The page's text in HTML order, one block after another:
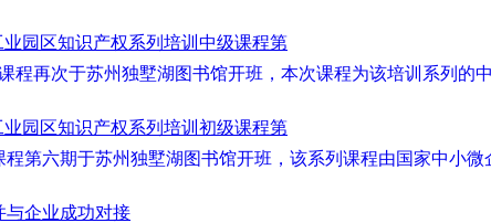
园区知识产权系列培训中级课程第
程再次于苏州独墅湖图书馆开班，本次课程为该培训系列的
园区知识产权系列培训初级课程第
第六期于苏州独墅湖图书馆开班，该系列课程由国家中小
与企业成功对接